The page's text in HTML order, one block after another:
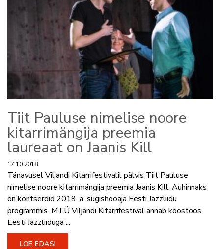
Tiit Pauluse nimelise noore
kitarrimängija preemia
laureaat on Jaanis Kill
17.10.2018
Tänavusel Viljandi Kitarrifestivalil pälvis Tiit Pauluse
nimelise noore kitarrimängija preemia Jaanis Kill. Auhinnaks
on kontserdid 2019. a. sügishooaja Eesti Jazzliidu
programmis. MTÜ Viljandi Kitarrifestival annab koostöös
Eesti Jazzliiduga ...
LOE EDASI